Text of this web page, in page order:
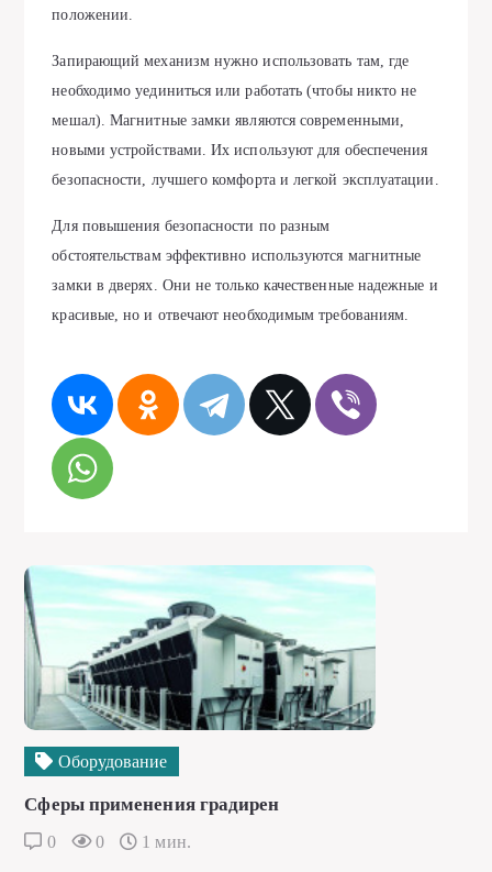
положении.
Запирающий механизм нужно использовать там, где
необходимо уединиться или работать (чтобы никто не
мешал). Магнитные замки являются современными,
новыми устройствами. Их используют для обеспечения
безопасности, лучшего комфорта и легкой эксплуатации.
Для повышения безопасности по разным
обстоятельствам эффективно используются магнитные
замки в дверях. Они не только качественные надежные и
красивые, но и отвечают необходимым требованиям.
Оборудование
Сферы применения градирен
0 0 1 мин.